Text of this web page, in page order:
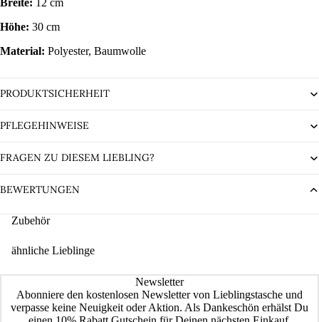
Breite: 12 cm
Höhe: 30 cm
Material: Polyester, Baumwolle
PRODUKTSICHERHEIT
PFLEGEHINWEISE
FRAGEN ZU DIESEM LIEBLING?
BEWERTUNGEN
Zubehör
ähnliche Lieblinge
Newsletter
Abonniere den kostenlosen Newsletter von Lieblingstasche und
verpasse keine Neuigkeit oder Aktion. Als Dankeschön erhälst Du